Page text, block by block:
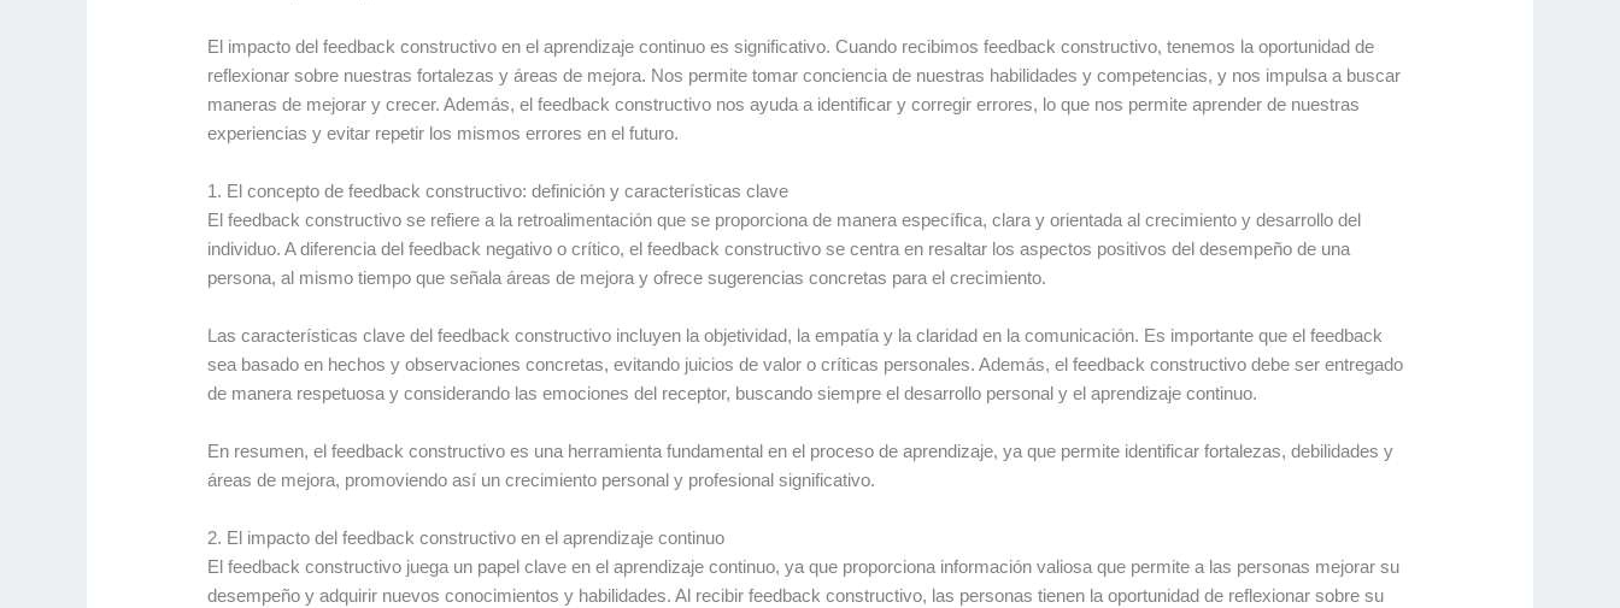
El impacto del feedback constructivo en el aprendizaje continuo es significativo. Cuando recibimos feedback constructivo, tenemos la oportunidad de
reflexionar sobre nuestras fortalezas y áreas de mejora. Nos permite tomar conciencia de nuestras habilidades y competencias, y nos impulsa a buscar
maneras de mejorar y crecer. Además, el feedback constructivo nos ayuda a identificar y corregir errores, lo que nos permite aprender de nuestras
experiencias y evitar repetir los mismos errores en el futuro.
1. El concepto de feedback constructivo: definición y características clave
El feedback constructivo se refiere a la retroalimentación que se proporciona de manera específica, clara y orientada al crecimiento y desarrollo del
individuo. A diferencia del feedback negativo o crítico, el feedback constructivo se centra en resaltar los aspectos positivos del desempeño de una
persona, al mismo tiempo que señala áreas de mejora y ofrece sugerencias concretas para el crecimiento.
Las características clave del feedback constructivo incluyen la objetividad, la empatía y la claridad en la comunicación. Es importante que el feedback
sea basado en hechos y observaciones concretas, evitando juicios de valor o críticas personales. Además, el feedback constructivo debe ser entregado
de manera respetuosa y considerando las emociones del receptor, buscando siempre el desarrollo personal y el aprendizaje continuo.
En resumen, el feedback constructivo es una herramienta fundamental en el proceso de aprendizaje, ya que permite identificar fortalezas, debilidades y
áreas de mejora, promoviendo así un crecimiento personal y profesional significativo.
2. El impacto del feedback constructivo en el aprendizaje continuo
El feedback constructivo juega un papel clave en el aprendizaje continuo, ya que proporciona información valiosa que permite a las personas mejorar su
desempeño y adquirir nuevos conocimientos y habilidades. Al recibir feedback constructivo, las personas tienen la oportunidad de reflexionar sobre su